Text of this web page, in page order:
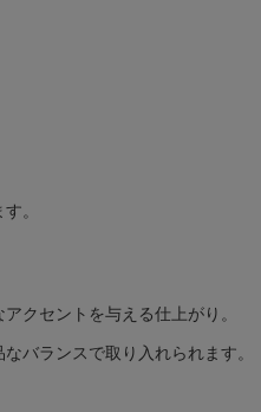
。
クセントを与える仕上がり。
バランスで取り入れられます。